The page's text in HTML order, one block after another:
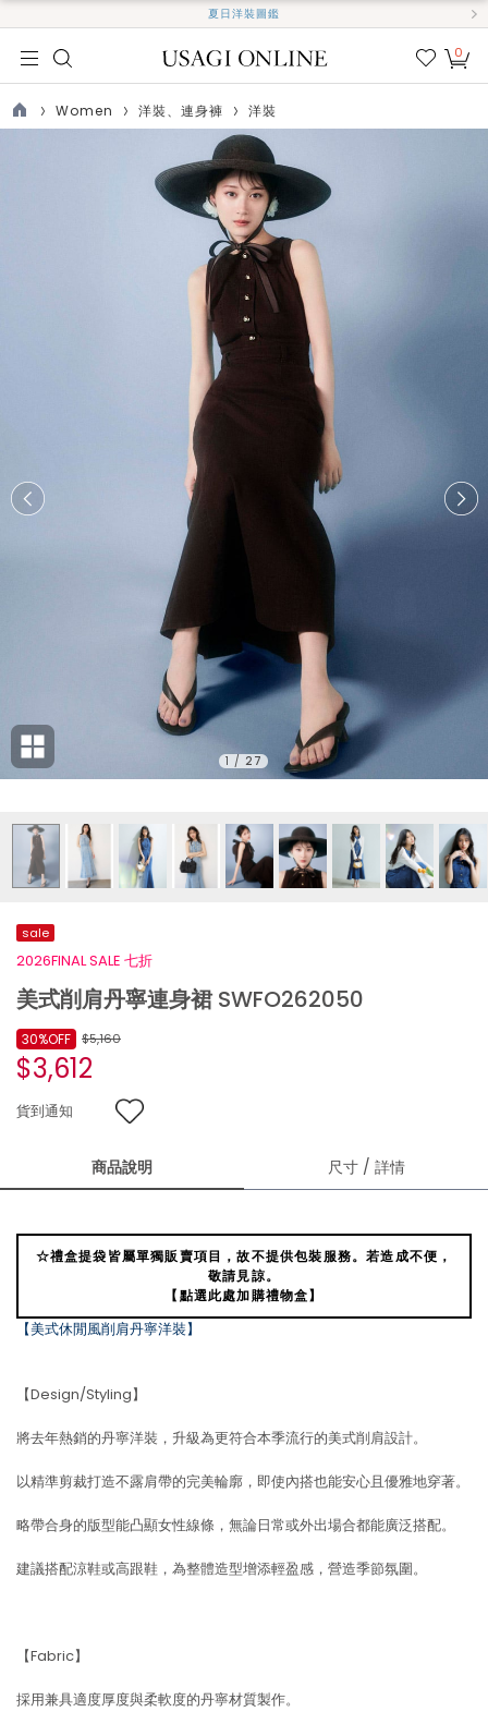
夏日洋裝圖鑑
我的
0
TOP
Women 洋裝、連身褲 洋裝
1 / 27
sale
2026FINAL SALE 七折
美式削肩丹寧連身裙 SWFO262050
$5,160
$3,612
30%OFF
貨到通知
商品說明 尺寸 / 詳情
☆禮盒提袋皆屬單獨販賣項目，故不提供包裝服務。若造成不便，
敬請見諒。
【點選此處加購禮物盒】
【美式休閒風削肩丹寧洋裝】
【Design/Styling】
將去年熱銷的丹寧洋裝，升級為更符合本季流行的美式削肩設計。
以精準剪裁打造不露肩帶的完美輪廓，即使內搭也能安心且優雅地穿著。
略帶合身的版型能凸顯女性線條，無論日常或外出場合都能廣泛搭配。
建議搭配涼鞋或高跟鞋，為整體造型增添輕盈感，營造季節氛圍。
【Fabric】
採用兼具適度厚度與柔軟度的丹寧材質製作。